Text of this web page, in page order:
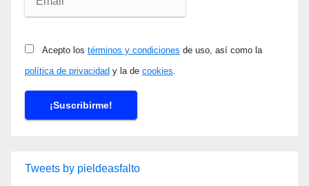
Acepto los términos y condiciones de uso, así como la
política de privacidad y la de cookies
Tweets by pieldeasfalto